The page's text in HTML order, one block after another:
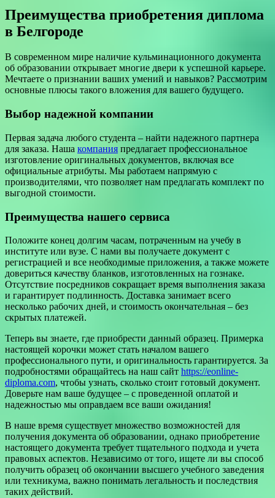
Преимущества приобретения диплома
в Белгороде
В современном мире наличие кульминационного документа
об образовании открывает многие двери к успешной карьере.
Мечтаете о признании ваших умений и навыков? Рассмотрим
основные плюсы такого вложения для вашего будущего.
Выбор надежной компании
Первая задача любого студента – найти надежного партнера
для заказа. Наша компания предлагает профессиональное
изготовление оригинальных документов, включая все
официальные атрибуты. Мы работаем напрямую с
производителями, что позволяет нам предлагать комплект по
выгодной стоимости.
Преимущества нашего сервиса
Положите конец долгим часам, потраченным на учебу в
институте или вузе. С нами вы получаете документ с
регистрацией и все необходимые приложения, а также можете
довериться качеству бланков, изготовленных на гознаке.
Отсутствие посредников сокращает время выполнения заказа
и гарантирует подлинность. Доставка занимает всего
несколько рабочих дней, и стоимость окончательная – без
скрытых платежей.
Теперь вы знаете, где приобрести данный образец. Примерка
настоящей корочки может стать началом вашего
профессионального пути, и оригинальность гарантируется. За
подробностями обращайтесь на наш сайт https://eonline-
diploma.com, чтобы узнать, сколько стоит готовый документ.
Доверьте нам ваше будущее – с проведенной оплатой и
надежностью мы оправдаем все ваши ожидания!
В наше время существует множество возможностей для
получения документа об образовании, однако приобретение
настоящего документа требует тщательного подхода и учета
правовых аспектов. Независимо от того, ищете ли вы способ
получить образец об окончании высшего учебного заведения
или техникума, важно понимать легальность и последствия
таких действий.